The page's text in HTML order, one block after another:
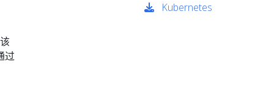
过
Kubernetes